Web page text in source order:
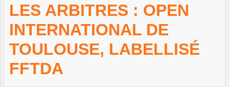
LES ARBITRES : OPEN
INTERNATIONAL DE
TOULOUSE, LABELLISÉ
FFTDA